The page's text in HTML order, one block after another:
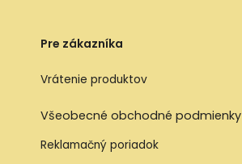
Pre zákazníka
Vrátenie produktov
Všeobecné obchodné podmienky
Reklamačný poriadok